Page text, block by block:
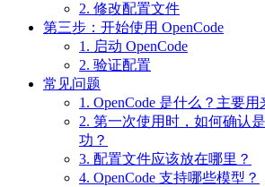
2. 修改配置文件
第三步：开始使用 OpenCode
1. 启动 OpenCode
2. 验证配置
常见问题
1. OpenCode 是什么？主要用
2. 第一次使用时，如何确认
功？
3. 配置文件应该放在哪里？
4. OpenCode 支持哪些模型？